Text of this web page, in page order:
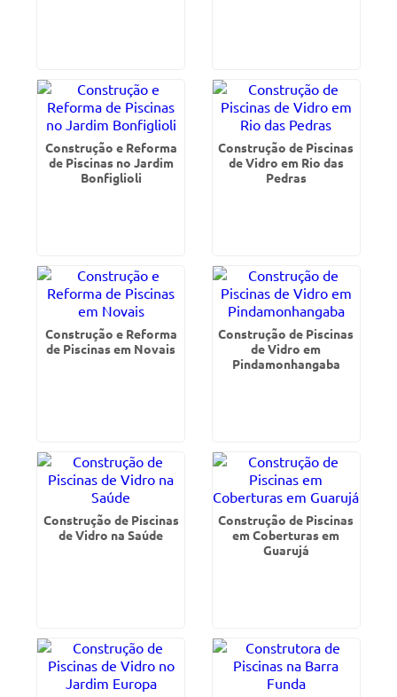
Construção e Reforma
de Piscinas no Jardim
Bonfiglioli
Construção de Piscinas
de Vidro em Rio das
Pedras
Construção e Reforma
de Piscinas em Novais
Construção de Piscinas
de Vidro em
Pindamonhangaba
Construção de Piscinas
de Vidro na Saúde
Construção de Piscinas
em Coberturas em
Guarujá